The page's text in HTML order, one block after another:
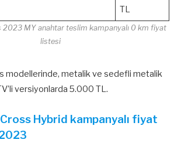
TL
2023 MY anahtar teslim kampanyalı 0 km fiyat
listesi
modellerinde, metalik ve sedefli metalik
versiyonlarda 5.000 TL.
Hybrid kampanyalı fiyat